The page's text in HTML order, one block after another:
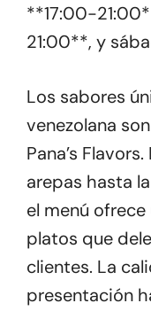
**17:00-
21:00**, y
Los sabores
venezolana
Pana’s
arepas hasta
el menú
platos que
clientes. La
presentación